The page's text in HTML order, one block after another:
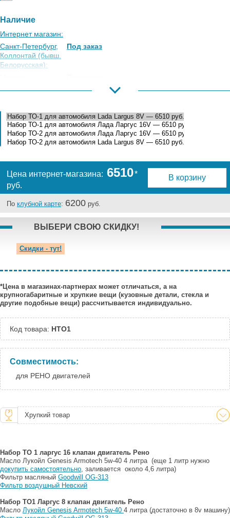
Наличие
Интернет магазин:
Санкт-Петербург,
Коллонтай (бывш.
Белорусская):
Под заказ
Порт:
Великий Новгород: Под заказ
Краснодар:
Под заказ
Тверь:
Под заказ
Тюмень:
Челябинск:
Под заказ
Цена интернет-магазина: 6510*
руб.
В корзину
По клубной карте: 6200 руб.
ВЫБЕРИ СВОЮ СКИДКУ!
Скидки - тут!
*Цена в магазинах-партнерах может отличаться, а на
крупногабаритные и хрупкие вещи (кузовные детали, стекла и
другие подобные вещи) рассчитывается индивидуально.
Код товара: НТО1
Совместимость:
для РЕНО двигателей
Хрупкий товар
Набор ТО 1 ларгус 16 клапан двигатель Рено
Масло Лукойл Genesis Armotech 5w-40 4 литра (еще 1 литр нужно
докупить самостоятельно , заливается около 4,6 литра)
Фильтр масляный Goodwill OG-313
Фильтр воздушный Невский
Набор ТО1 Ларгус 8 клапан двигатель Рено
Масло Лукойл Genesis Armotech 5w-40 4 литра (достаточно в 8v машину)